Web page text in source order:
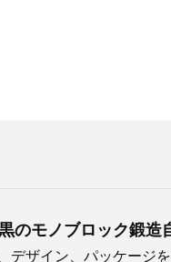
のモノブロック鍛造
デザイン、パッケージ